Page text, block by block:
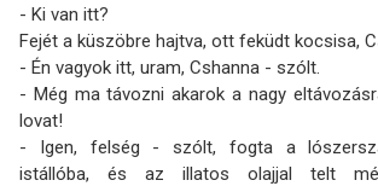
- Ki van itt?
Fejét a küszöbre hajtva, ott feküdt kocsisa,
- Én vagyok itt, uram, Cshanna - szólt.
- Még ma távozni akarok a nagy
lovat!
- Igen, felség - szólt, fogta a
istállóba, és az illatos olajjal telt